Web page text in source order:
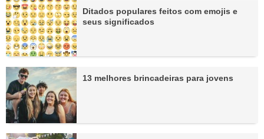
Ditados populares feitos com emojis e
seus significados
13 melhores brincadeiras para jovens